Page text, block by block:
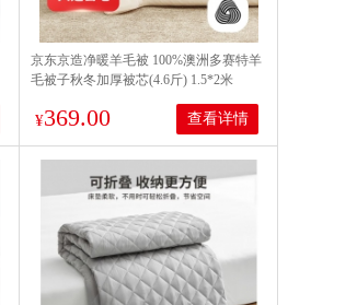
京东京造净暖羊毛被 100%澳洲多赛特羊
毛被子秋冬加厚被芯(4.6斤) 1.5*2米
¥369.00 查看详情